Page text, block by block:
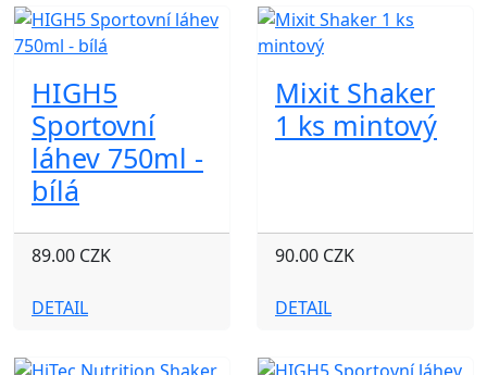
HIGH5
Sportovní
láhev 750ml -
bílá
89.00 CZK
DETAIL
Mixit Shaker
1 ks mintový
90.00 CZK
DETAIL